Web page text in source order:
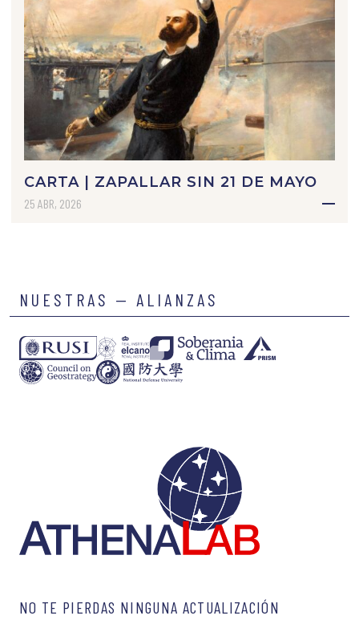
CARTA | ZAPALLAR SIN 21 DE MAYO
25 ABR, 2026
NUESTRAS — ALIANZAS
NO TE PIERDAS NINGUNA ACTUALIZACIÓN